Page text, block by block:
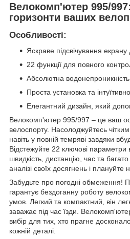
Велокомп'ютер 995/
горизонти ваших
Особливості:
Яскраве підсвічування
22 функції для повного
Абсолютна
Проста установка та
Елегантний дизайн, який
Велокомп'ютер 995/997 – це ваш
велоспорту. Насолоджуйтесь
навіть у повній темряві завдяки
Відстежуйте 22 ключові
швидкість, дистанцію, час та
аналізі своїх досягнень і плануйте
Забудьте про погодні обмеження!
гарантує бездоганну роботу
умов. Легкий та компактний, він
заважає під час їзди.
вибір для тих, хто прагне
кожній деталі.